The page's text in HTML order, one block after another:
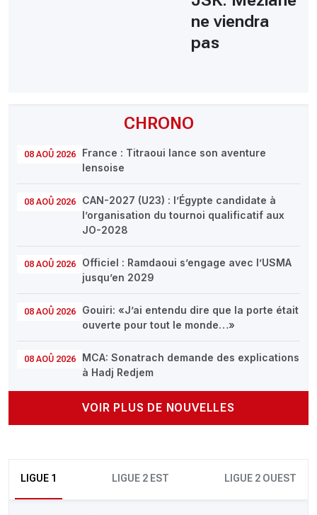
CHRONO
08 AOÛ 2026
France : Titraoui lance son aventure
lensoise
08 AOÛ 2026
CAN-2027 (U23) : l’Égypte candidate à
l’organisation du tournoi qualificatif aux
JO-2028
08 AOÛ 2026
Officiel : Ramdaoui s’engage avec l’USMA
jusqu’en 2029
08 AOÛ 2026
Gouiri: «J’ai entendu dire que la porte était
ouverte pour tout le monde…»
08 AOÛ 2026
MCA: Sonatrach demande des explications
à Hadj Redjem
VOIR PLUS DE NOUVELLES
LIGUE 1 LIGUE 2 EST LIGUE 2 OUEST
ne viendra
pas